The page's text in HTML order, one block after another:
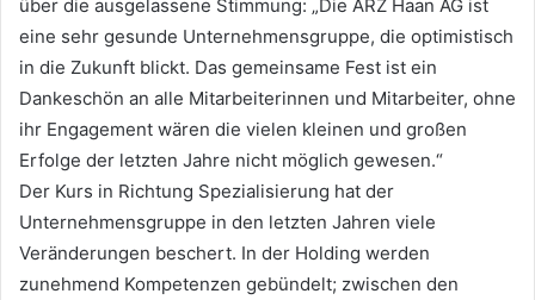
über die ausgelassene Stimmung: „Die ARZ Haan AG ist
eine sehr gesunde Unternehmensgruppe, die optimistisch
in die Zukunft blickt. Das gemeinsame Fest ist ein
Dankeschön an alle Mitarbeiterinnen und Mitarbeiter, ohne
ihr Engagement wären die vielen kleinen und großen
Erfolge der letzten Jahre nicht möglich gewesen.“
Der Kurs in Richtung Spezialisierung hat der
Unternehmensgruppe in den letzten Jahren viele
Veränderungen beschert. In der Holding werden
zunehmend Kompetenzen gebündelt; zwischen den